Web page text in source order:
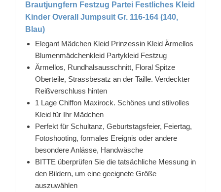
Brautjungfern Festzug Partei Festliches Kleid
Kinder Overall Jumpsuit Gr. 116-164 (140,
Blau)
Elegant Mädchen Kleid Prinzessin Kleid Ärmellos
Blumenmädchenkleid Partykleid Festzug
Ärmellos, Rundhalsausschnitt, Floral Spitze
Oberteile, Strassbesatz an der Taille. Verdeckter
Reißverschluss hinten
1 Lage Chiffon Maxirock. Schönes und stilvolles
Kleid für Ihr Mädchen
Perfekt für Schultanz, Geburtstagsfeier, Feiertag,
Fotoshooting, formales Ereignis oder andere
besondere Anlässe, Handwäsche
BITTE überprüfen Sie die tatsächliche Messung in
den Bildern, um eine geeignete Größe
auszuwählen